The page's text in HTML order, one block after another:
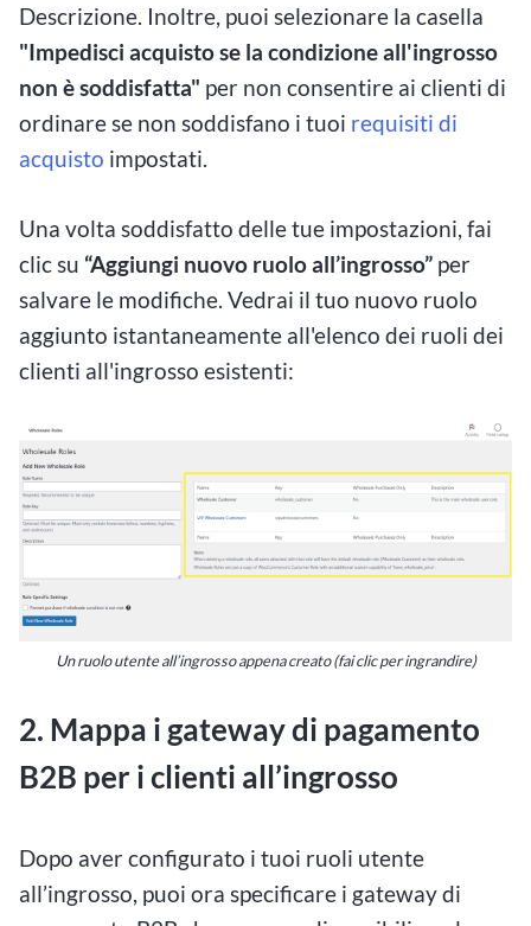
Descrizione. Inoltre, puoi selezionare la casella
"Impedisci acquisto se la condizione all'ingrosso
non è soddisfatta" per non consentire ai clienti di
ordinare se non soddisfano i tuoi requisiti di
acquisto impostati.
Una volta soddisfatto delle tue impostazioni, fai
clic su “Aggiungi nuovo ruolo all’ingrosso” per
salvare le modifiche. Vedrai il tuo nuovo ruolo
aggiunto istantaneamente all'elenco dei ruoli dei
clienti all'ingrosso esistenti:
Un ruolo utente all’ingrosso appena creato (fai clic per ingrandire)
2. Mappa i gateway di pagamento
B2B per i clienti all’ingrosso
Dopo aver configurato i tuoi ruoli utente
all’ingrosso, puoi ora specificare i gateway di